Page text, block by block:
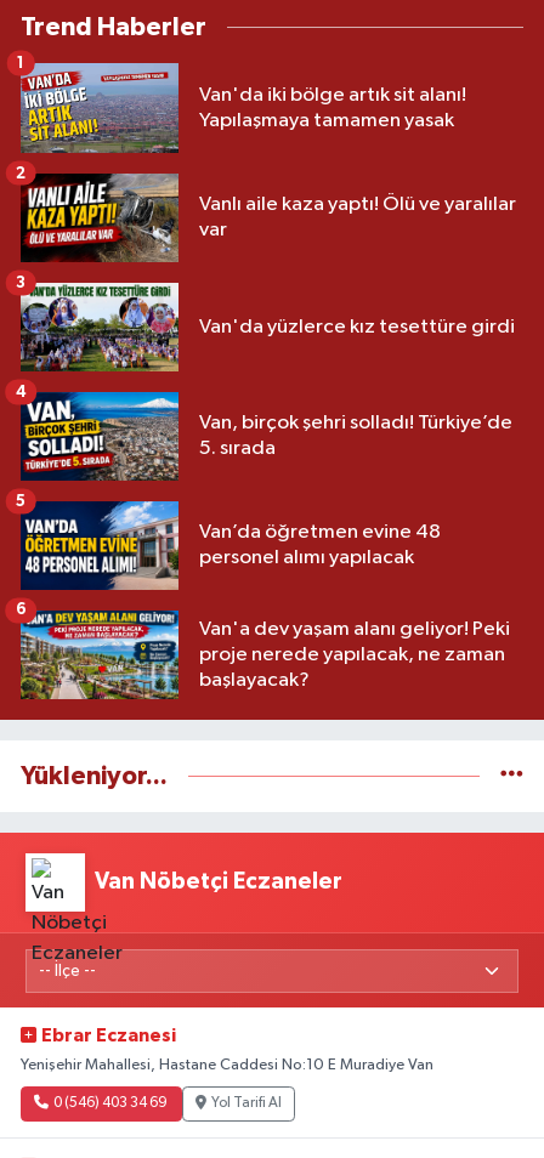
Trend Haberler
Van'da iki bölge artık sit alanı!
Yapılaşmaya tamamen yasak
1
Vanlı aile kaza yaptı! Ölü ve yaralılar
var
2
Van'da yüzlerce kız tesettüre girdi
3
Van, birçok şehri solladı! Türkiye’de
5. sırada
4
Van’da öğretmen evine 48
personel alımı yapılacak
5
Van'a dev yaşam alanı geliyor! Peki
proje nerede yapılacak, ne zaman
başlayacak?
6
Yükleniyor...
Van Nöbetçi Eczaneler
Ebrar Eczanesi
Yenişehir Mahallesi, Hastane Caddesi No:10 E Muradiye Van
0 (546) 403 34 69 Yol Tarifi Al